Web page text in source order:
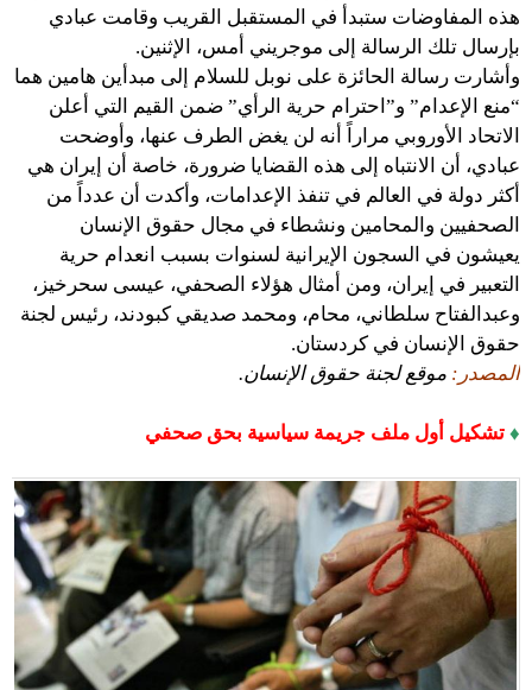
هذه المفاوضات ستبدأ في المستقبل القريب وقامت عبادي
بإرسال تلك الرسالة إلى موجريني أمس، الإثنين.
وأشارت رسالة الحائزة على نوبل للسلام إلى مبدأين هامين هما
“منع الإعدام” و”احترام حرية الرأي” ضمن القيم التي أعلن
الاتحاد الأوروبي مراراً أنه لن يغض الطرف عنها، وأوضحت
عبادي، أن الانتباه إلى هذه القضايا ضرورة، خاصة أن إيران هي
أكثر دولة في العالم في تنفذ الإعدامات، وأكدت أن عدداً من
الصحفيين والمحامين ونشطاء في مجال حقوق الإنسان
يعيشون في السجون الإيرانية لسنوات بسبب انعدام حرية
التعبير في إيران، ومن أمثال هؤلاء الصحفي، عيسى سحرخيز،
وعبدالفتاح سلطاني، محام، ومحمد صديقي كبودند، رئيس لجنة
حقوق الإنسان في كردستان.
المصدر: موقع لجنة حقوق الإنسان.
♦ تشكيل أول ملف جريمة سياسية بحق صحفي